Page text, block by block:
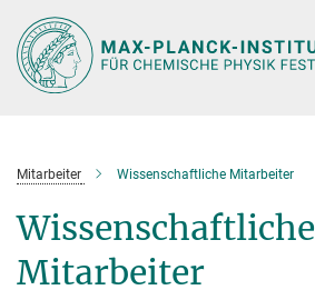
Hauptinhalt
Mitarbeiter Wissenschaftliche Mitarbeiter
Wissenschaftliche
Mitarbeiter